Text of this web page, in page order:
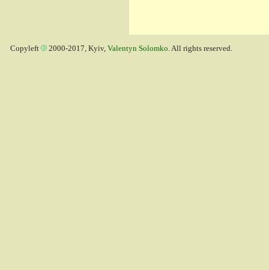
Copyleft 2000-2017, Kyiv, Valentyn Solomko. All rights reserved.